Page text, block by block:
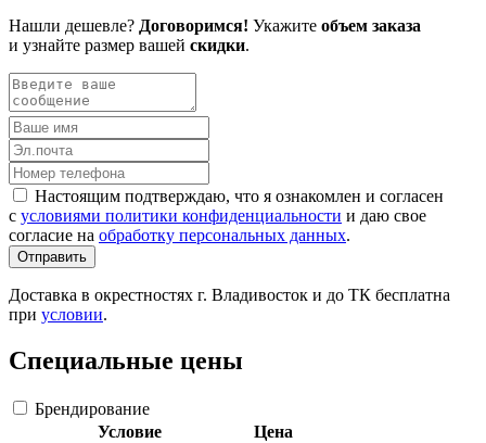
Нашли дешевле? Договоримся! Укажите объем заказа
и узнайте размер вашей скидки.
Настоящим подтверждаю, что я ознакомлен и согласен
с условиями политики конфиденциальности и даю свое
согласие на обработку персональных данных.
Отправить
Доставка в окрестностях г. Владивосток и до ТК бесплатна
при условии.
Специальные цены
Брендирование
Условие
Цена